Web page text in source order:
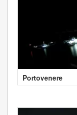
Portovenere